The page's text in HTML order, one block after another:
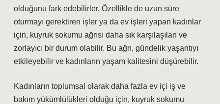
olduğunu fark edebilirler. Özellikle de uzun süre
oturmayı gerektiren işler ya da ev işleri yapan kadınlar
için, kuyruk sokumu ağrısı daha sık karşılaşılan ve
zorlayıcı bir durum olabilir. Bu ağrı, gündelik yaşantıyı
etkileyebilir ve kadınların yaşam kalitesini düşürebilir.
Kadınların toplumsal olarak daha fazla ev içi iş ve
bakım yükümlülükleri olduğu için, kuyruk sokumu